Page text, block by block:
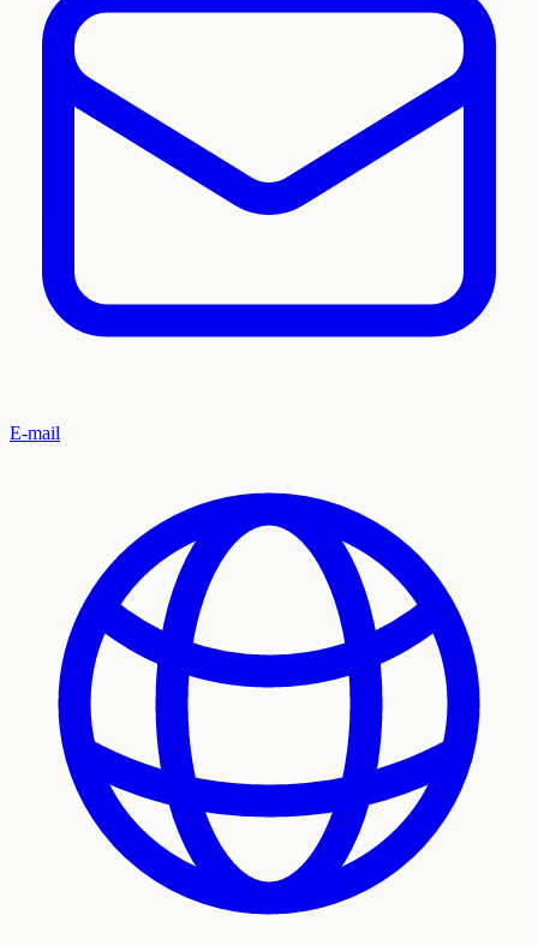
E-mail